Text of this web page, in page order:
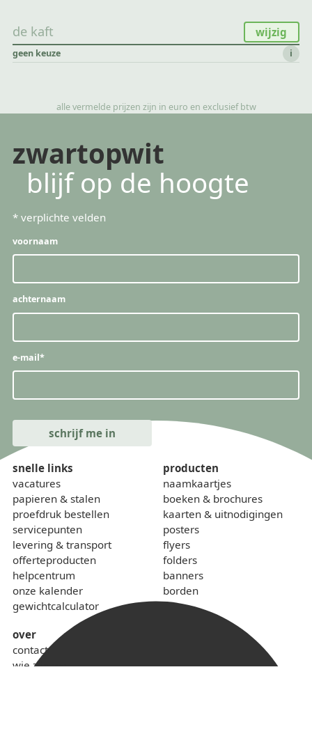
de kaft wijzig
geen keuze i
alle vermelde prijzen zijn in euro en exclusief btw
zwartopwit
blijf op de hoogte
* verplichte velden
voornaam
achternaam
e-mail*
snelle links
vacatures
papieren & stalen
proefdruk bestellen
servicepunten
levering & transport
offerteproducten
helpcentrum
onze kalender
gewichtcalculator
over
contact
wie zijn we
producten
naamkaartjes
boeken & brochures
kaarten & uitnodigingen
posters
flyers
folders
banners
borden